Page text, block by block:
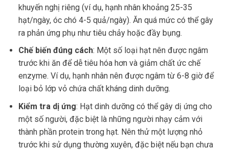
khuyến nghị riêng (ví dụ, hạnh nhân khoảng 25-35
hạt/ngày, óc chó 4-5 quả/ngày). Ăn quá mức có thể gây
ra phản ứng phụ như tiêu chảy hoặc đầy bụng.
Chế biến đúng cách: Một số loại hạt nên được ngâm
trước khi ăn để dễ tiêu hóa hơn và giảm chất ức chế
enzyme. Ví dụ, hạnh nhân nên được ngâm từ 6-8 giờ để
loại bỏ lớp vỏ chứa chất kháng dinh dưỡng.
Kiểm tra dị ứng: Hạt dinh dưỡng có thể gây dị ứng cho
một số người, đặc biệt là những người nhạy cảm với
thành phần protein trong hạt. Nên thử một lượng nhỏ
trước khi sử dụng thường xuyên, đặc biệt nếu bạn chưa